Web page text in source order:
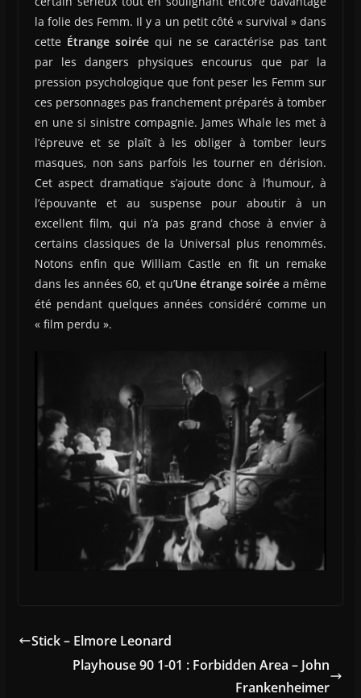
la folie des Femm. Il y a un petit côté « survival » dans
cette Étrange soiréequi ne se caractérise pas tant
par les dangers physiques encourus que par la
pression psychologique que font peser les Femm sur
ces personnages pas franchement préparés à tomber
en une si sinistre compagnie. James Whale les met à
l’épreuve et se plaît à les obliger à tomber leurs
masques, non sans parfois les tourner en dérision.
Cet aspect dramatique s’ajoute donc à l’humour, à
l’épouvante et au suspense pour aboutir à un
excellent film, qui n’a pas grand chose à envier à
certains classiques de la Universal plus renommés.
Notons enfin que William Castle en fit un remake
dans les années 60, et qu’Une étrange soirée a même
été pendant quelques années considéré comme un
« film perdu ».
Stick – Elmore Leonard
Playhouse 90 1-01 : Forbidden Area – John
Frankenheimer